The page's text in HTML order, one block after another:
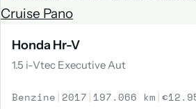
Honda Hr-V
1.5 i-Vtec Executive Aut
Benzine | 2017 | 197.066 km |